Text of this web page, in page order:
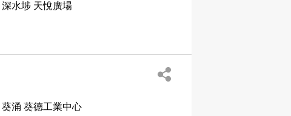
深水埗 天悅廣場
葵涌 葵德工業中心